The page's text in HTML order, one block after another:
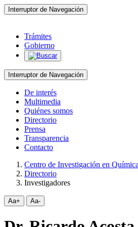
Interruptor de Navegación
Trámites
Gobierno
Interruptor de Navegación
De interés
Multimedia
Quiénes somos
Directorio
Prensa
Transparencia
Contacto
Centro de Investigación en
Directorio
Investigadores
Aa+ Aa-